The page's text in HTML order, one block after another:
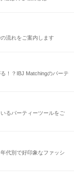
流れをご案内します
！？IBJ Matchingのパーテ
るパーティーツールをご
代別で好印象なファッシ